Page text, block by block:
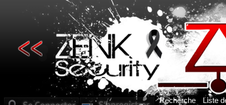
Recherche
Liste